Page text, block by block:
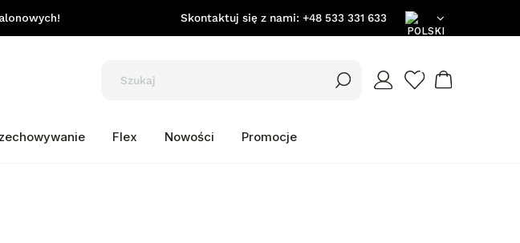
EN
PL
Skontaktuj się z nami: +48 533 331 633
Flex Nowości Promocje